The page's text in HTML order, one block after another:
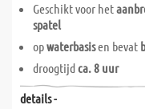
Geschikt voor het
spatel
opwaterbasisen bevat
droogtijdca. 8 uur
details -